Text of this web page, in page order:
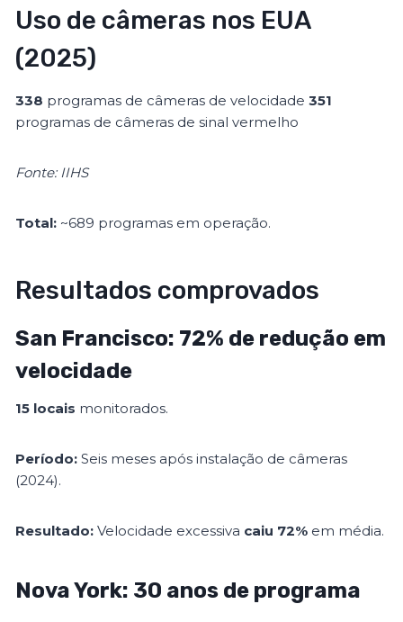
Uso de câmeras nos EUA
(2025)
338 programas de câmeras de velocidade351
programas de câmeras de sinal vermelho
Fonte: IIHS
Total: ~689 programas em operação.
Resultados comprovados
San Francisco: 72% de redução em
velocidade
15 locais monitorados.
Período: Seis meses após instalação de câmeras
(2024).
Resultado: Velocidade excessiva caiu 72% em média.
Nova York: 30 anos de programa